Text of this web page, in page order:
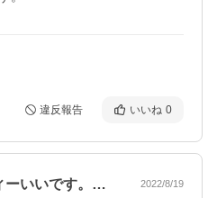
違反報告 いいね 0
安さの割にはクオリティーいいです。しっ… 2022/8/19